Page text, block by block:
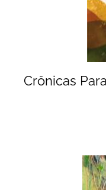
Crônicas